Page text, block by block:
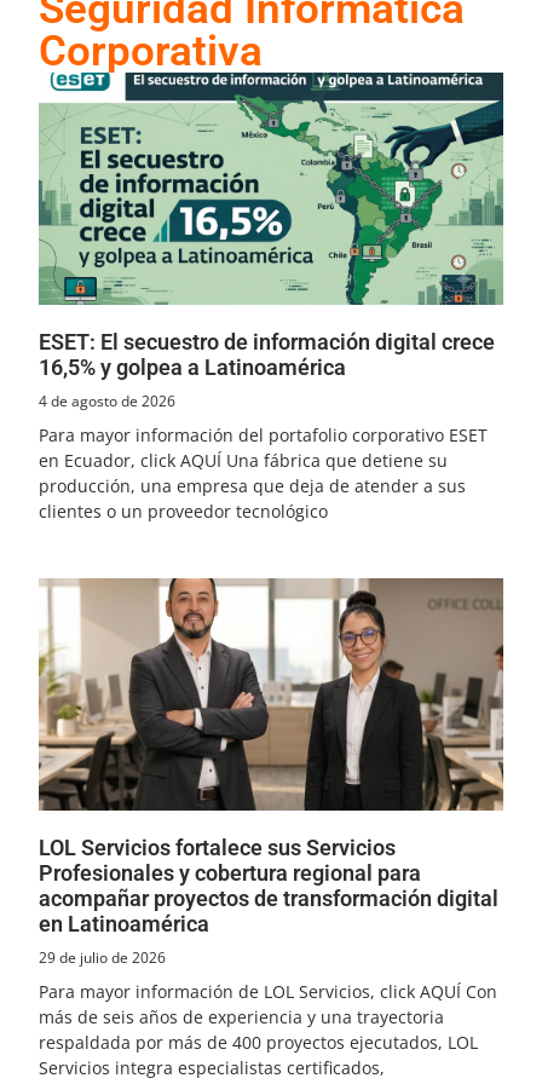
Corporativa
ESET: El secuestro de información digital crece
16,5% y golpea a Latinoamérica
4 de agosto de 2026
Para mayor información del portafolio corporativo ESET
en Ecuador, click AQUÍ Una fábrica que detiene su
producción, una empresa que deja de atender a sus
clientes o un proveedor tecnológico
LOL Servicios fortalece sus Servicios
Profesionales y cobertura regional para
acompañar proyectos de transformación digital
en Latinoamérica
29 de julio de 2026
Para mayor información de LOL Servicios, click AQUÍ Con
más de seis años de experiencia y una trayectoria
respaldada por más de 400 proyectos ejecutados, LOL
Servicios integra especialistas certificados,